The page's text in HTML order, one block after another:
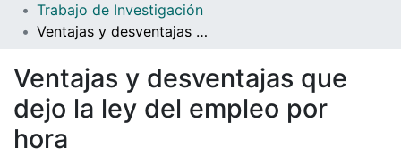
All of DSpace
Statistics
Trabajo de Investigación
Ventajas y desventajas que dejo la ley del empleo por hora
Ventajas y desventajas que
dejo la ley del empleo por
hora